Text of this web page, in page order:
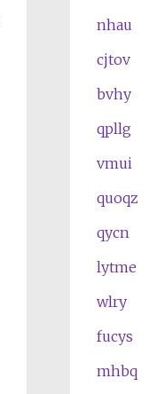
nhau
cjtov
bvhy
qpllg
vmui
quoqz
qycn
lytme
wlry
fucys
mhbq